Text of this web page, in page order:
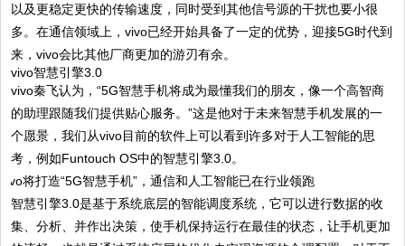
以及更稳定更快的传输速度，同时受到其他信号源的干扰也要小很
多。在通信领域上，vivo已经开始具备了一定的优势，迎接5G时代到
来，vivo会比其他厂商更加的游刃有余。
vivo智慧引擎3.0
vivo秦飞认为，“5G智慧手机将成为最懂我们的朋友，像一个高智商
的助理跟随我们提供贴心服务。”这是他对于未来智慧手机发展的一
个愿景，我们从vivo目前的软件上可以看到许多对于人工智能的思
考，例如Funtouch OS中的智慧引擎3.0。
智慧引擎3.0是基于系统底层的智能调度系统，它可以进行数据的收
集、分析、并作出决策，使手机保持运行在最佳的状态，让手机更加